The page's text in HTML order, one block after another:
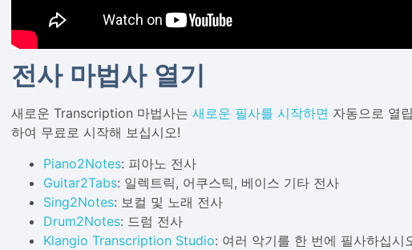
전사 마법사 열기
새로운 Transcription 마법사는 새로운 필사를 시작하면 자동으로 열
하여 무료로 시작해 보십시오!
Piano2Notes: 피아노 전사
Guitar2Tabs: 일렉트릭, 어쿠스틱, 베이스 기타 전사
Sing2Notes: 보컬 및 노래 전사
Drum2Notes: 드럼 전사
Klangio Transcription Studio: 여러 악기를 한 번에 필사하십시